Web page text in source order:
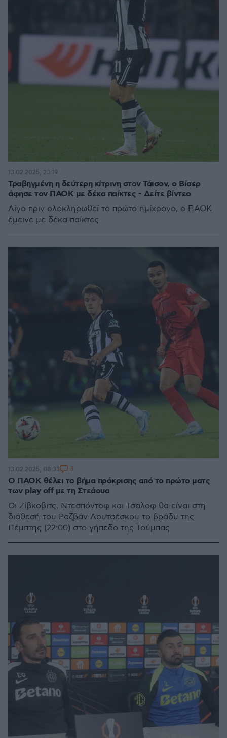
Τραβηγμένη η δεύτερη κίτρινη στον Τάισον, ο Βίσερ
άφησε τον ΠΑΟΚ με δέκα παίκτες - Δείτε βίντεο
Λίγο πριν ολοκληρωθεί το πρώτο ημίχρονο, ο ΠΑΟΚ
έμεινε με δέκα παίκτες
13.02.2025, 23:19
Ο ΠΑΟΚ θέλει το βήμα πρόκρισης από το πρώτο ματς
των play off με τη Στεάουα
Οι Ζίβκοβιτς, Ντεσπόντοφ και Τσάλοφ θα είναι στη
διάθεσή του Ραζβάν Λουτσέσκου το βράδυ της
Πέμπτης (22:00) στο γήπεδο της Τούμπας
13.02.2025, 08:33 3